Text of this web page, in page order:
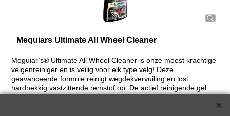
Mequiars Ultimate All Wheel Cleaner
Meguiar’s® Ultimate All Wheel Cleaner is onze meest krachtige
velgenreiniger en is veilig voor elk type velg! Deze
geavanceerde formule reinigt wegdekvervuiling en lost
hardnekkig vastzittende remstof op. De actief reinigende gel
bruin van kleur. Aangezien deze formule geen zuur bevat en pH